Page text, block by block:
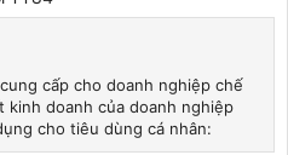
cấp cho doanh nghiệp chế
kinh doanh của doanh nghiệp
cho tiêu dùng cá nhân: